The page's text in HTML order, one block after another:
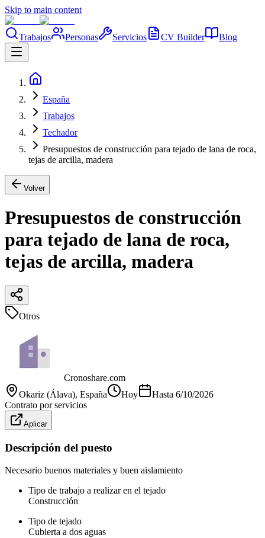
Skip to main content
Trabajos Personas Servicios CV Builder Blog
España
Trabajos
Techador
Presupuestos de construcción para tejado de lana de roca,
tejas de arcilla, madera
Volver
Presupuestos de construcción
para tejado de lana de roca,
tejas de arcilla, madera
Otros
Cronoshare.com
Okariz (Álava), España Hoy Hasta 6/10/2026
Contrato por servicios
Aplicar
Descripción del puesto
Necesario buenos materiales y buen aislamiento
Tipo de trabajo a realizar en el tejado
Construcción
Tipo de tejado
Cubierta a dos aguas